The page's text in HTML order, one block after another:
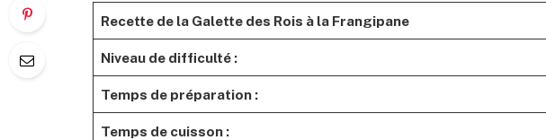
Recette de la Galette des Rois à la Frangipane
Niveau de difficulté :
Temps de préparation :
Temps de cuisson :